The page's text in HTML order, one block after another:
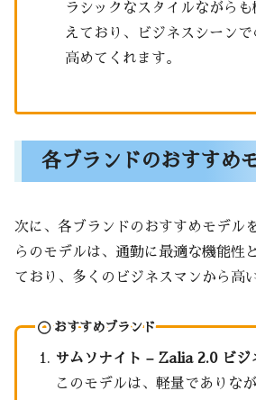
ラシックなスタイルながら
えており、ビジネスシーンで
高めてくれます。
各ブランドのおすすめ
次に、各ブランドのおすすめモデル
らのモデルは、通勤に最適な機能性
ており、多くのビジネスマンから高
おすすめブランド
サムソナイト – Zalia 2.0 ビジ
このモデルは、軽量でありな